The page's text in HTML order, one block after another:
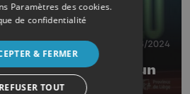
20/06/2024
: Carabin signe un
à la maison
Paramètres des cookies.
de confidentialité
& FERMER
REFUSER TOUT